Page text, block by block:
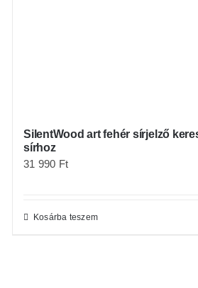
SilentWood art fehér sírjelző
sírhoz
31 990 Ft
Kosárba teszem